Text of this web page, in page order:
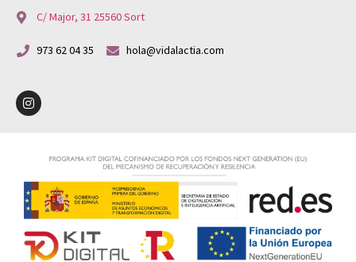
C/ Major, 31 25560 Sort
973 62 04 35 hola@vidalactia.com